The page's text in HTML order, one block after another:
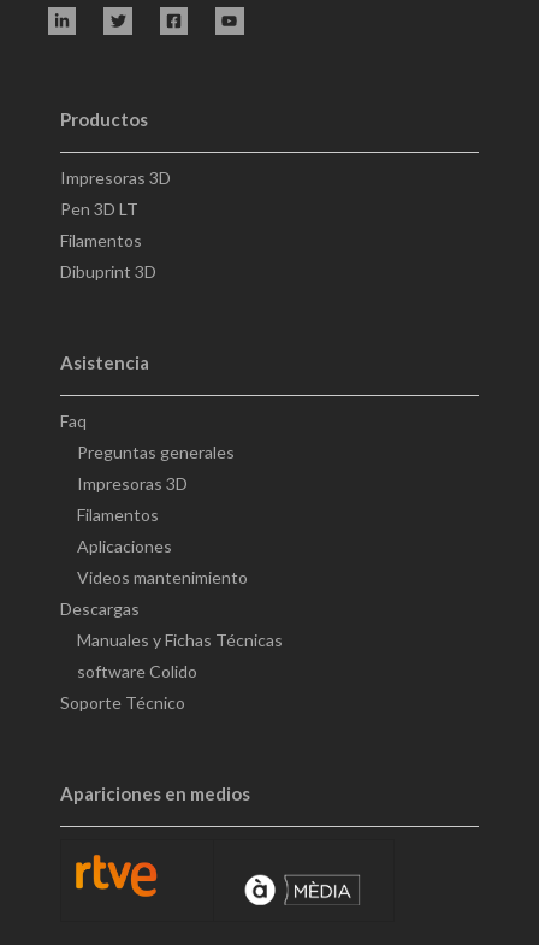
Productos
Impresoras 3D
Pen 3D LT
Filamentos
Dibuprint 3D
Asistencia
Faq
Preguntas generales
Impresoras 3D
Filamentos
Aplicaciones
Videos mantenimiento
Descargas
Manuales y Fichas Técnicas
software Colido
Soporte Técnico
Apariciones en medios